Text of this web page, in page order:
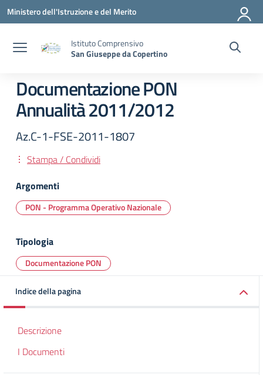
Vai ai contenuti
Vai al menu di navigazione
Vai al footer
Ministero dell'Istruzione e del Merito
Istituto Comprensivo
San Giuseppe da Copertino
Documentazione PON
Annualità 2011/2012
Az.C-1-FSE-2011-1807
Stampa / Condividi
Argomenti
PON - Programma Operativo Nazionale
Tipologia
Documentazione PON
Indice della pagina
Descrizione
I Documenti